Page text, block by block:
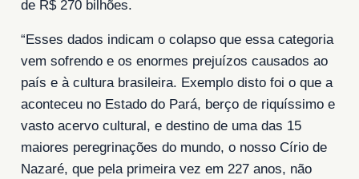
de R$ 270 bilhões.
“Esses dados indicam o colapso que essa categoria
vem sofrendo e os enormes prejuízos causados ao
país e à cultura brasileira. Exemplo disto foi o que a
aconteceu no Estado do Pará, berço de riquíssimo e
vasto acervo cultural, e destino de uma das 15
maiores peregrinações do mundo, o nosso Círio de
Nazaré, que pela primeira vez em 227 anos, não